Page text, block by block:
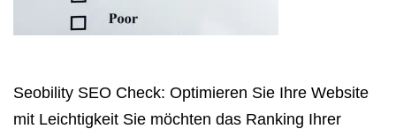
Seobility SEO Check: Optimieren Sie Ihre Website
mit Leichtigkeit Sie möchten das Ranking Ihrer